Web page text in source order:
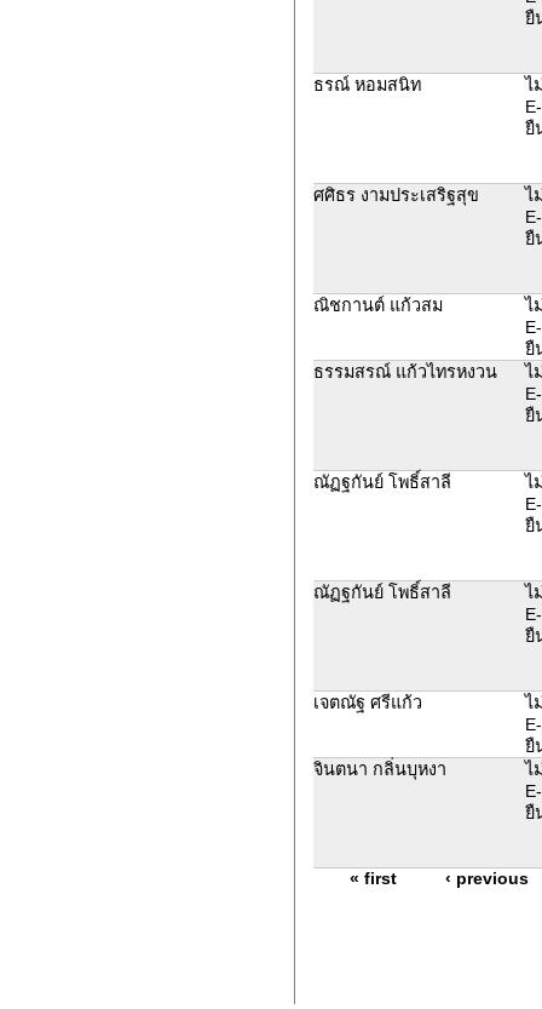
ยื
ธรณ์ หอมสนิท
ไ
ยื
ศศิธร งามประเสริฐสุข
ไ
ยื
ณิชกานต์ แก้วสม
ไ
ยื
ธรรมสรณ์ แก้วไทรหงวน
ไ
ยื
ณัฏฐกันย์ โพธิ์สาลี
ไ
ยื
ณัฏฐกันย์ โพธิ์สาลี
ไ
ยื
เจตณัฐ ศรีแก้ว
ไ
ยื
จินตนา กลิ่นบุหงา
ไ
ยื
« first ‹ previous